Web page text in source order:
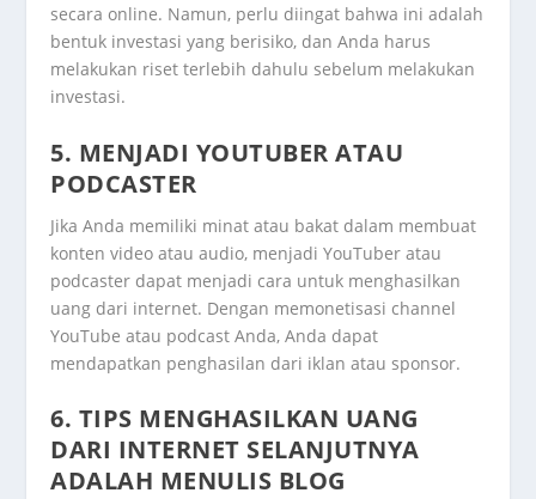
secara online. Namun, perlu diingat bahwa ini adalah
bentuk investasi yang berisiko, dan Anda harus
melakukan riset terlebih dahulu sebelum melakukan
investasi.
5. MENJADI YOUTUBER ATAU
PODCASTER
Jika Anda memiliki minat atau bakat dalam membuat
konten video atau audio, menjadi YouTuber atau
podcaster dapat menjadi cara untuk menghasilkan
uang dari internet. Dengan memonetisasi channel
YouTube atau podcast Anda, Anda dapat
mendapatkan penghasilan dari iklan atau sponsor.
6. TIPS MENGHASILKAN UANG
DARI INTERNET SELANJUTNYA
ADALAH MENULIS BLOG